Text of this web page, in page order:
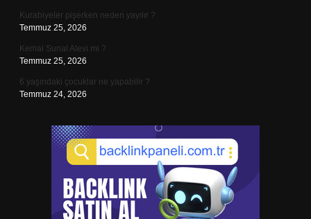
Kurabiyeler pişerken neden yayılır ?
Temmuz 25, 2026
Kemal Sunal Alevi mi ?
Temmuz 25, 2026
6 yaşındaki çocuklar ne yapabilir ?
Temmuz 24, 2026